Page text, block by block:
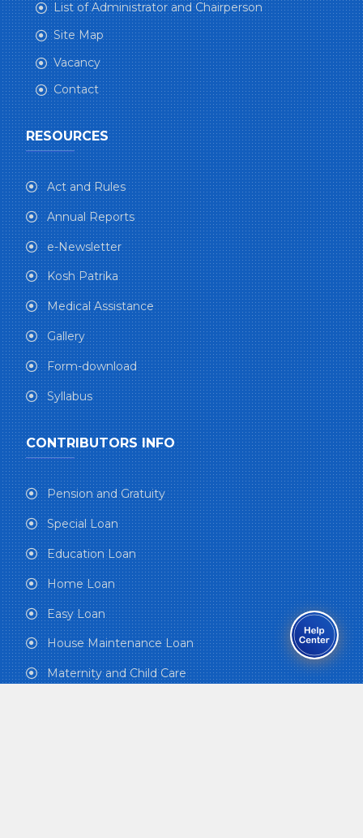
List of Administrator and Chairperson
Site Map
Vacancy
Contact
RESOURCES
Act and Rules
Annual Reports
e-Newsletter
Kosh Patrika
Medical Assistance
Gallery
Form-download
Syllabus
CONTRIBUTORS INFO
Pension and Gratuity
Special Loan
Education Loan
Home Loan
Easy Loan
House Maintenance Loan
Maternity and Child Care